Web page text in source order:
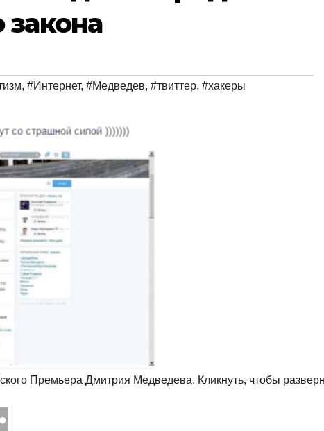
закона
, #Интернет, #Медведев, #твиттер, #хакеры
Премьера Дмитрия Медведева. Кликнуть, чтобы